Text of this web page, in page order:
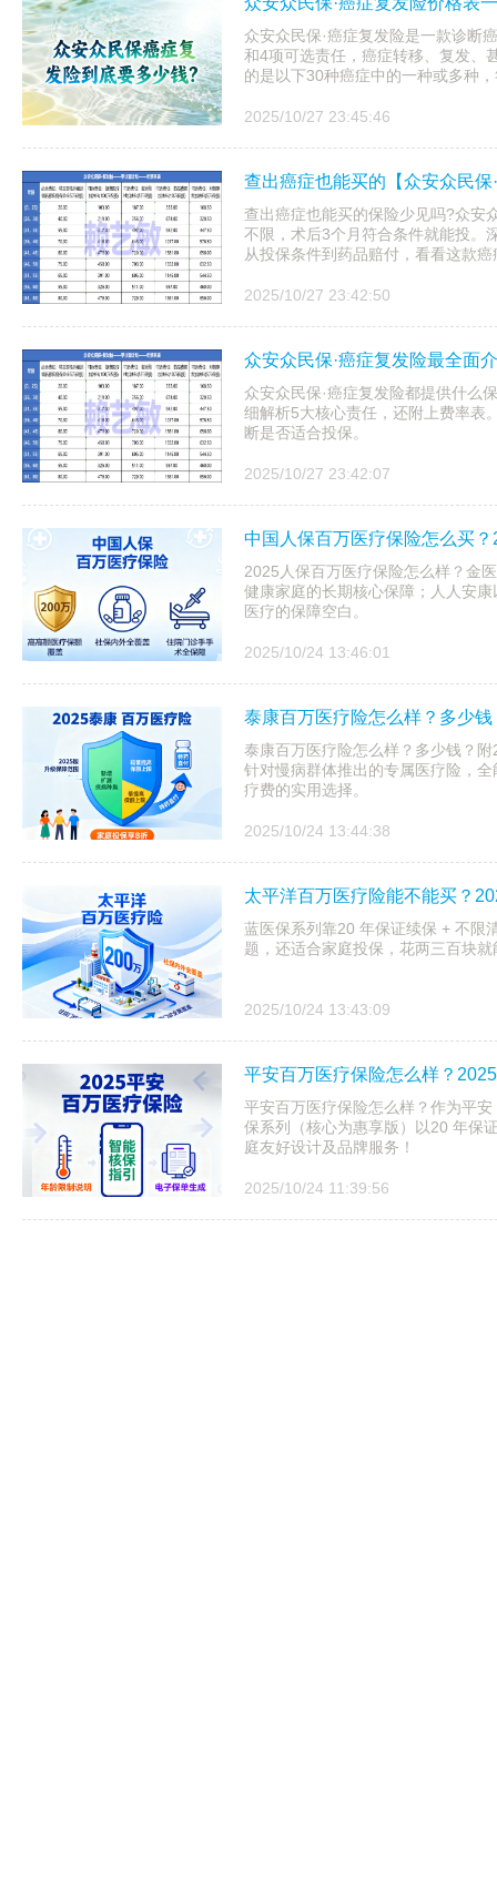
众安众民保·癌症复发险是一款诊断
和4项可选责任，癌症转移、复发、
的是以下30种癌症中的一种或多种
2025/10/27 23:45:46
查出癌症也能买的【众安众民
查出癌症也能买的保险少见吗?众安
不限，术后3个月符合条件就能投。
从投保条件到药品赔付，看看这款
2025/10/27 23:42:50
众安众民保·癌症复发险最全面
众安众民保·癌症复发险都提供什么
细解析5大核心责任，还附上费率表
断是否适合投保。
2025/10/27 23:42:07
中国人保百万医疗保险怎么买
2025人保百万医疗保险怎么样？金
健康家庭的长期核心保障；人人安
医疗的保障空白。
2025/10/24 13:46:01
泰康百万医疗险怎么样？多少
泰康百万医疗险怎么样？多少钱？
针对慢病群体推出的专属医疗险，
疗费的实用选择。
2025/10/24 13:44:38
太平洋百万医疗险能不能买？
蓝医保系列靠20 年保证续保 + 不限
题，还适合家庭投保，花两三百块
2025/10/24 13:43:09
平安百万医疗保险怎么样？
平安百万医疗保险怎么样？作为平
保系列（核心为惠享版）以20 年保
庭友好设计及品牌服务！
2025/10/24 11:39:56